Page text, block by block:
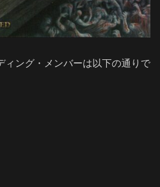
ィング・メンバーは以下の通りで